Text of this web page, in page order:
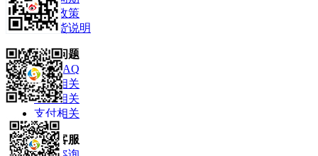
售后政策
退换货说明
常见问题
柳橙FAQ
产品相关
订单相关
支付相关
联系客服